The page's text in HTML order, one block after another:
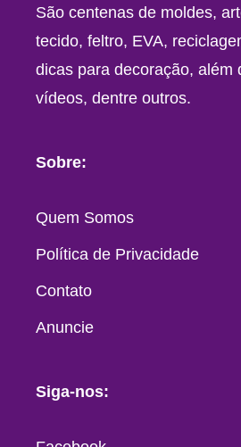
São centenas de moldes,
tecido, feltro, EVA,
dicas para decoração, além
vídeos, dentre outros.
Sobre:
Quem Somos
Política de Privacidade
Contato
Anuncie
Siga-nos: